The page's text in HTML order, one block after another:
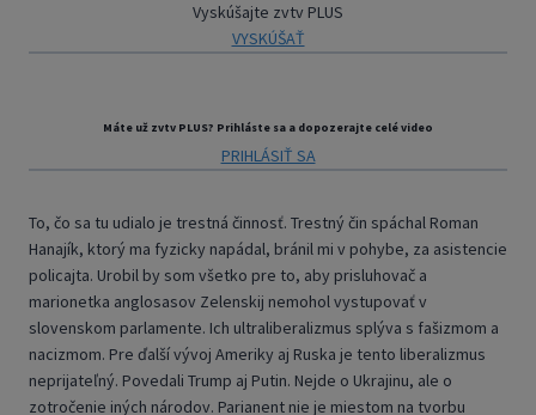
Vyskúšajte zvtv PLUS
VYSKÚŠAŤ
Máte už zvtv PLUS? Prihláste sa a dopozerajte celé video
PRIHLÁSIŤ SA
To, čo sa tu udialo je trestná činnosť. Trestný čin spáchal Roman
Hanajík, ktorý ma fyzicky napádal, bránil mi v pohybe, za asistencie
policajta. Urobil by som všetko pre to, aby prisluhovač a
marionetka anglosasov Zelenskij nemohol vystupovať v
slovenskom parlamente. Ich ultraliberalizmus splýva s fašizmom a
nacizmom. Pre ďalší vývoj Ameriky aj Ruska je tento liberalizmus
neprijateľný. Povedali Trump aj Putin. Nejde o Ukrajinu, ale o
zotročenie iných národov. Parianent nie je miestom na tvorbu